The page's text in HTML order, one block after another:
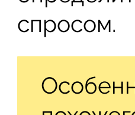
спросом.